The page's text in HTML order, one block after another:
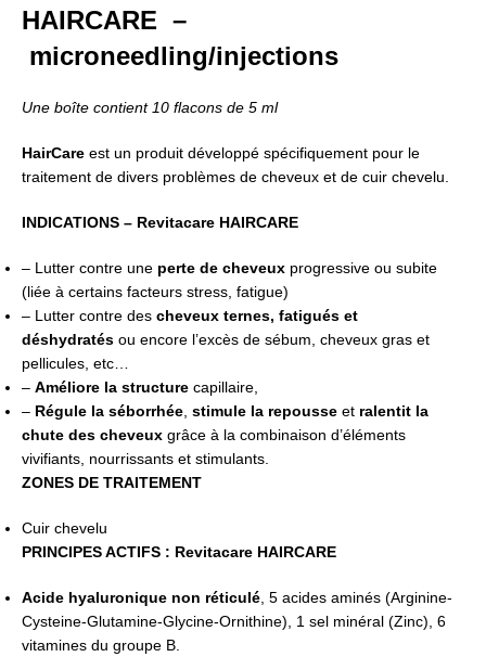
HAIRCARE –
microneedling/injections
Une boîte contient 10 flacons de 5 ml
HairCare est un produit développé spécifiquement pour le
traitement de divers problèmes de cheveux et de cuir chevelu.
INDICATIONS – Revitacare HAIRCARE
– Lutter contre une perte de cheveux progressive ou subite
(liée à certains facteurs stress, fatigue)
– Lutter contre des cheveux ternes, fatigués et
déshydratés ou encore l’excès de sébum, cheveux gras et
pellicules, etc…
– Améliore la structure capillaire,
– Régule la séborrhée stimule la repousse et ralentit la
chute des cheveux grâce à la combinaison d’éléments
vivifiants, nourrissants et stimulants.
ZONES DE TRAITEMENT
Cuir chevelu
PRINCIPES ACTIFS : Revitacare HAIRCARE
Acide hyaluronique non réticulé , 5 acides aminés (Arginine-
Cysteine-Glutamine-Glycine-Ornithine), 1 sel minéral (Zinc), 6
vitamines du groupe B.